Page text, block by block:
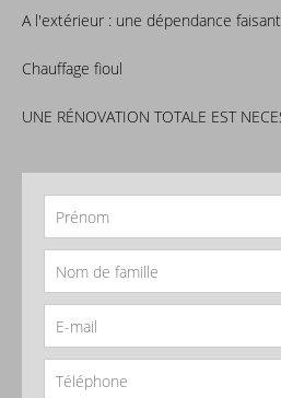
A l'extérieur : une dépendance
Chauffage fioul
UNE RÉNOVATION TOTALE EST